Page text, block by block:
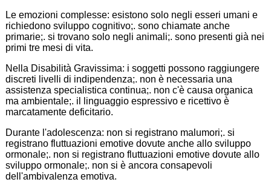
Le emozioni complesse: esistono solo negli esseri umani e
richiedono sviluppo cognitivo;. sono chiamate anche
primarie;. si trovano solo negli animali;. sono presenti già nei
primi tre mesi di vita.
Nella Disabilità Gravissima: i soggetti possono raggiungere
discreti livelli di indipendenza;. non è necessaria una
assistenza specialistica continua;. non c'è causa organica
ma ambientale;. il linguaggio espressivo e ricettivo è
marcatamente deficitario.
Durante l'adolescenza: non si registrano malumori;. si
registrano fluttuazioni emotive dovute anche allo sviluppo
ormonale;. non si registrano fluttuazioni emotive dovute allo
sviluppo ormonale;. non si è ancora consapevoli
dell'ambivalenza emotiva.